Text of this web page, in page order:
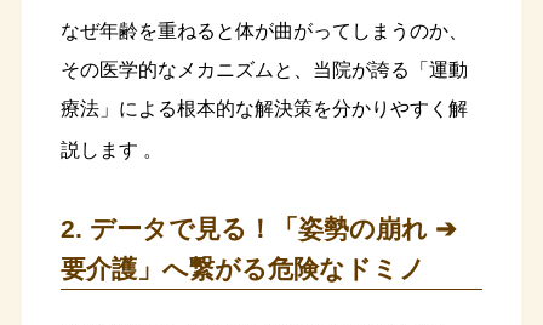
なぜ年齢を重ねると体が曲がってしまうのか、
その医学的なメカニズムと、当院が誇る「運動
療法」による根本的な解決策を分かりやすく解
説します 。
2. データで見る！「姿勢の崩れ ➔
要介護」へ繋がる危険なドミノ